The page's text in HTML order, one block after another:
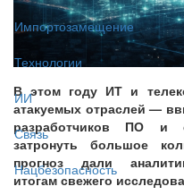
Импортозамещение
Технологии
ИИ
Связь
Нацбезопасность
В этом году ИТ и
атакуемых отраслей —
разработчиков ПО и
затронуть большое
прогноз дали
итогам свежего